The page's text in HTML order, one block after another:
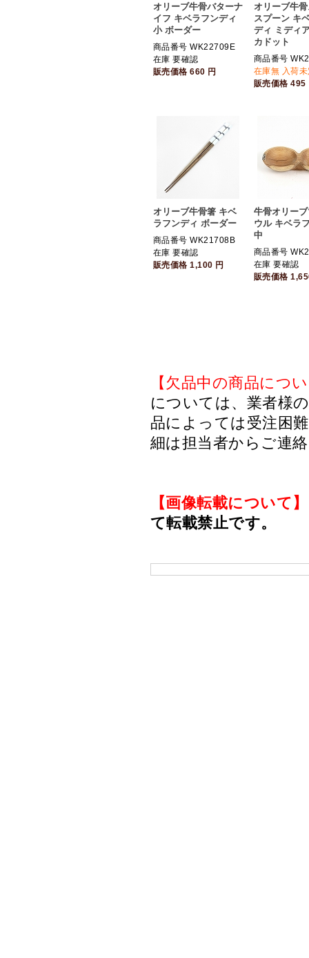
オリーブ牛骨バターナ
イフ キベラフンディ
小 ボーダー
商品番号 WK22709E
在庫 要確認
販売価格660 円
オリーブ牛
スプーン キ
ディ ミディ
カドット
商品番号
在庫無 入荷
販売価格495
オリーブ牛骨箸 キベ
ラフンディ ボーダー
商品番号 WK21708B
在庫 要確認
販売価格1,100 円
牛骨オリー
ウル キベラ
中
商品番号
在庫 要確認
販売価格
【欠品中の商品につ
については、業者様
品によっては受注困
細は担当者からご連
【画像転載について】
て転載禁止です。